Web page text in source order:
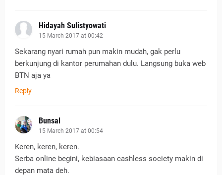
Hidayah Sulistyowati
15 March 2017 at 00:42
Sekarang nyari rumah pun makin mudah, gak perlu
berkunjung di kantor perumahan dulu. Langsung buka web
BTN aja ya
Reply
Bunsal
15 March 2017 at 00:54
Keren, keren, keren.
Serba online begini, kebiasaan cashless society makin di
depan mata deh.